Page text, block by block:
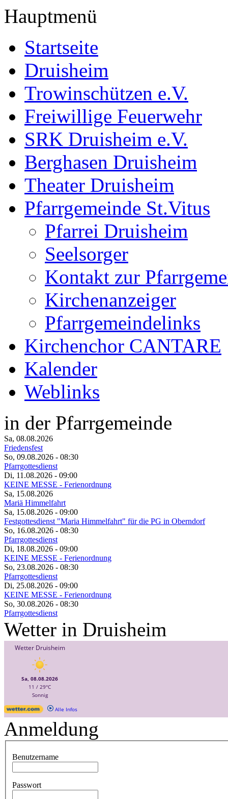
Hauptmenü
Startseite
Druisheim
Trowinschützen e.V.
Freiwillige Feuerwehr
SRK Druisheim e.V.
Berghasen Druisheim
Theater Druisheim
Pfarrgemeinde St.Vitus
Pfarrei Druisheim
Seelsorger
Kontakt zur
Kirchenanzeiger
Pfarrgemeindelinks
Kirchenchor CANTARE
Kalender
Weblinks
in der Pfarrgemeinde
Sa, 08.08.2026
Friedensfest
So, 09.08.2026 - 08:30
Pfarrgottesdienst
Di, 11.08.2026 - 09:00
KEINE MESSE - Ferienordnung
Sa, 15.08.2026
Mariä Himmelfahrt
Sa, 15.08.2026 - 09:00
Festgottesdienst "Maria Himmelfahrt" für die PG in Oberndorf
So, 16.08.2026 - 08:30
Pfarrgottesdienst
Di, 18.08.2026 - 09:00
KEINE MESSE - Ferienordnung
So, 23.08.2026 - 08:30
Pfarrgottesdienst
Di, 25.08.2026 - 09:00
KEINE MESSE - Ferienordnung
So, 30.08.2026 - 08:30
Pfarrgottesdienst
Wetter in Druisheim
Anmeldung
Benutzername
Passwort